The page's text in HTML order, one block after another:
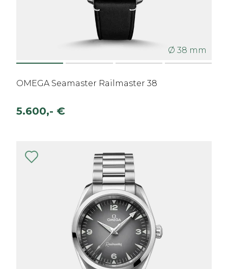
Ø 38 mm
OMEGA Seamaster Railmaster 38
5.600,- €